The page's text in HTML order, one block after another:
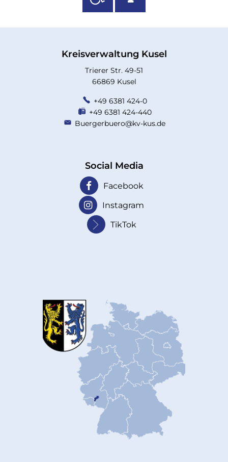
Kreisverwaltung Kusel
Trierer Str. 49-51
66869 Kusel
+49 6381 424-0
+49 6381 424-440
Buergerbuero@kv-kus.de
Social Media
Facebook
Instagram
TikTok